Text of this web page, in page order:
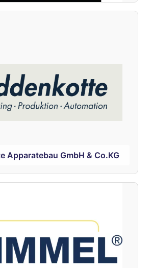
Apparatebau GmbH & Co.KG